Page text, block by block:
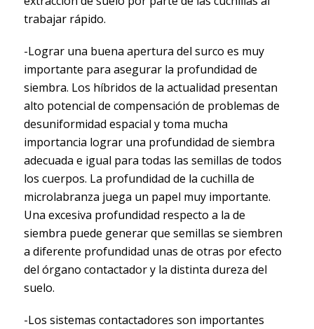
trabajar rápido.
-Lograr una buena apertura del surco es muy
importante para asegurar la profundidad de
siembra. Los híbridos de la actualidad presentan
alto potencial de compensación de problemas de
desuniformidad espacial y toma mucha
importancia lograr una profundidad de siembra
adecuada e igual para todas las semillas de todos
los cuerpos. La profundidad de la cuchilla de
microlabranza juega un papel muy importante.
Una excesiva profundidad respecto a la de
siembra puede generar que semillas se siembren
a diferente profundidad unas de otras por efecto
del órgano contactador y la distinta dureza del
suelo.
-Los sistemas contactadores son importantes